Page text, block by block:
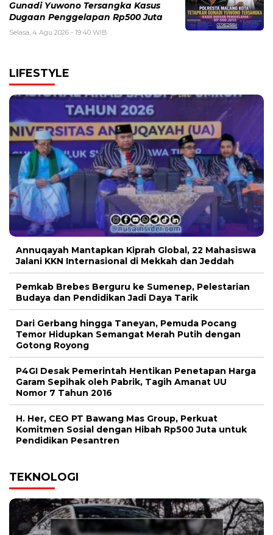
Gunadi Yuwono Tersangka Kasus
Dugaan Penggelapan Rp500 Juta
Selasa, 4 Agu 2026 - 19:40 WIB
LIFESTYLE
Annuqayah Mantapkan Kiprah Global, 22 Mahasiswa
Jalani KKN Internasional di Mekkah dan Jeddah
Pemkab Brebes Berguru ke Sumenep, Pelestarian
Budaya dan Pendidikan Jadi Daya Tarik
Dari Gerbang hingga Taneyan, Pemuda Pocang
Temor Hidupkan Semangat Merah Putih dengan
Gotong Royong
P4GI Desak Pemerintah Hentikan Penetapan Harga
Garam Sepihak oleh Pabrik, Tagih Amanat UU
Nomor 7 Tahun 2016
H. Her, CEO PT Bawang Mas Group, Perkuat
Komitmen Sosial dengan Hibah Rp500 Juta untuk
Pendidikan Pesantren
TEKNOLOGI